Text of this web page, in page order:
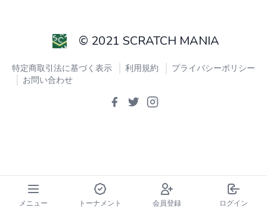
メニュー トーナメント 会員登録 ログイン
© 2021 SCRATCH MANIA
特定商取引法に基づく表示 利用規約
プライバシーポリシー
お問い合わせ